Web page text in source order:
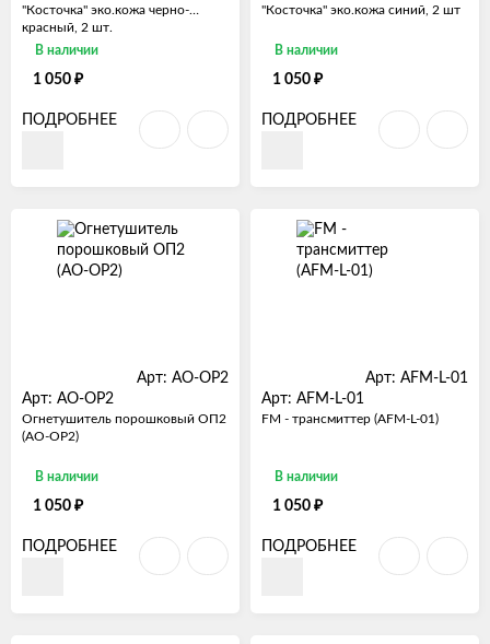
"Косточка" эко.кожа черно-
красный, 2 шт.
В наличии
1 050 ₽
ПОДРОБНЕЕ
"Косточка" эко.кожа синий, 2 шт
В наличии
1 050 ₽
ПОДРОБНЕЕ
Арт: AO-OP2
Арт: AO-OP2
Огнетушитель порошковый ОП2
(AO-OP2)
В наличии
1 050 ₽
ПОДРОБНЕЕ
Арт: AFM-L-01
Арт: AFM-L-01
FM - трансмиттер (AFM-L-01)
В наличии
1 050 ₽
ПОДРОБНЕЕ